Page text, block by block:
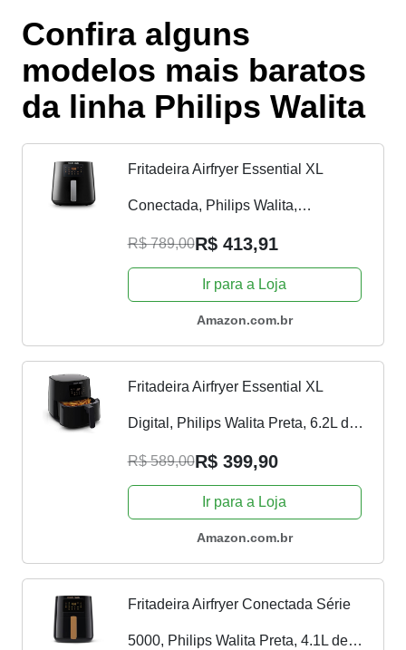
Confira alguns
modelos mais baratos
da linha Philips Walita
Fritadeira Airfryer Essential XL
Conectada, Philips Walita,
conectividade c/Alexa, 6.2L de
capacidade, Preta, 2000W, 127V -
R$ 789,00R$ 413,91
Ir para a Loja
Amazon.com.br
Fritadeira Airfryer Essential XL
Digital, Philips Walita Preta, 6.2L de
capacidade, 110V, 2000W -
R$ 589,00R$ 399,90
Ir para a Loja
Amazon.com.br
Fritadeira Airfryer Conectada Série
5000, Philips Walita Preta, 4.1L de